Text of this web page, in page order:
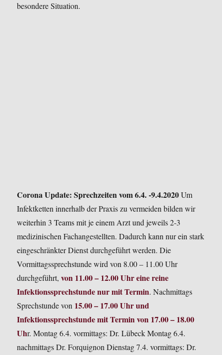
besondere Situation.
Corona Update: Sprechzeiten vom 6.4. -9.4.2020 Um
Infektketten innerhalb der Praxis zu vermeiden bilden wir
weiterhin 3 Teams mit je einem Arzt und jeweils 2-3
medizinischen Fachangestellten. Dadurch kann nur ein stark
eingeschränkter Dienst durchgeführt werden.Die
Vormittagssprechstunde wird von 8.00 – 11.00 Uhr
durchgeführt,von 11.00 – 12.00 Uhr eine reine
Infektionssprechstunde nur mit Termin.Nachmittags
Sprechstunde von 15.00 – 17.00 Uhr und
Infektionssprechstunde mit Termin von 17.00 – 18.00
Uhr.Montag 6.4. vormittags: Dr. LübeckMontag 6.4.
nachmittags Dr. ForquignonDienstag 7.4. vormittags: Dr.